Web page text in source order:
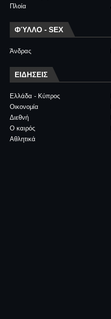
Πλοία
ΦΎΛΛΟ - SEX
Άνδρας
ΕΙΔΗΣΕΙΣ
Ελλάδα - Κύπρος
Οικονομία
Διεθνή
Ο καιρός
Αθλητικά